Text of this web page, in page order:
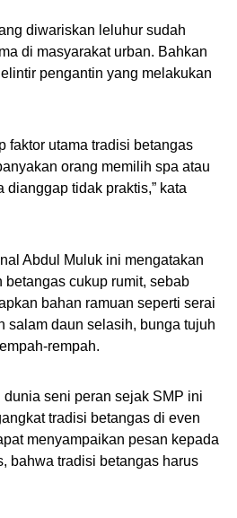
diwariskan leluhur sudah
di masyarakat urban. Bahkan
pengantin yang melakukan
faktor utama tradisi betangas
orang memilih spa atau
tidak praktis,” kata
Abdul Muluk ini mengatakan
betangas cukup rumit, sebab
bahan ramuan seperti serai
salam daun selasih, bunga tujuh
rempah.
seni peran sejak SMP ini
tradisi betangas di even
menyampaikan pesan kepada
bahwa tradisi betangas harus